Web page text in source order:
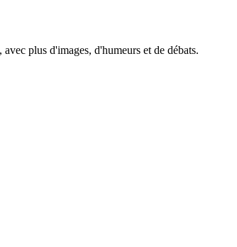
plus d'images, d'humeurs et de débats.